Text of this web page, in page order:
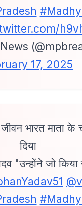
17, 2025
भारत माता के
दिया
"उन्होंने जो